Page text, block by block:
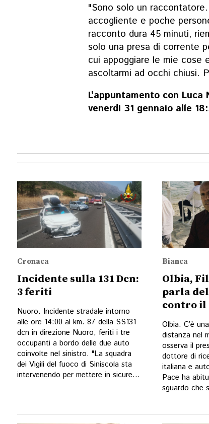
"Sono solo un
accogliente e poche
racconto dura 45 minuti,
solo una presa di corrente
cui appoggiare le mie cose
ascoltarmi ad occhi chiusi.
L’appuntamento con Luca
venerdì 31 gennaio alle
Cronaca
Incidente sulla 131 Dcn:
3 feriti
Nuoro. Incidente stradale intorno
alle ore 14:00 al km. 87 della SS131
dcn in direzione Nuoro, feriti i tre
occupanti a bordo delle due auto
coinvolte nel sinistro. "La squadra
dei Vigili del fuoco di Siniscola sta
intervenendo per mettere in sicure...
Bianca
Olbia,
parla
contro il
Olbia. C’è
distanza nel
osserva il
dottore di
italiana e
Pace ha
sguardo che